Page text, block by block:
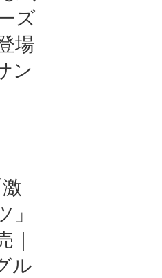
ズ
場
ン
」
ル